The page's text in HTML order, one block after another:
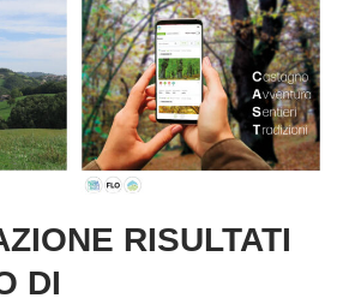
RISULTATI
DI